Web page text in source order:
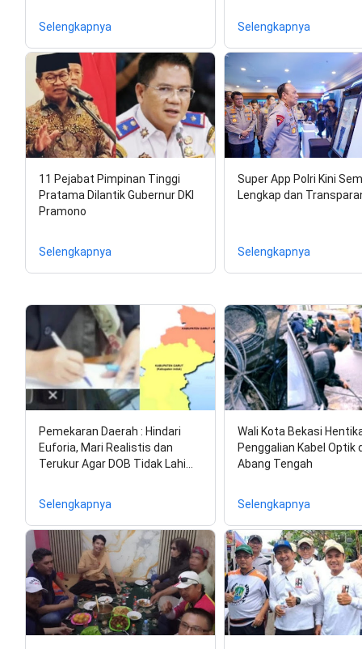
Selengkapnya Selengkapnya
11 Pejabat Pimpinan Tinggi
Pratama Dilantik Gubernur DKI
Pramono
Selengkapnya
Super App Polri Kini
Lengkap dan
Selengkapnya
Pemekaran Daerah : Hindari
Euforia, Mari Realistis dan
Terukur Agar DOB Tidak Lahi…
Selengkapnya
Wali Kota Bekasi
Penggalian Kabel Optik
Abang Tengah
Selengkapnya